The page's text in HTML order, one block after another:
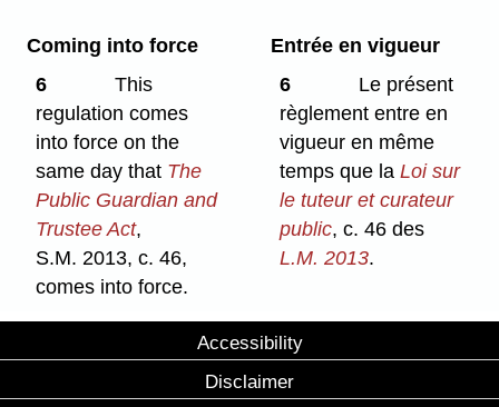
Coming into force
6
This
regulation comes
into force on the
same day that The
Public Guardian and
Trustee Act,
S.M. 2013, c. 46,
comes into force.
Entrée en vigueur
6
Le présent
règlement entre en
vigueur en même
temps que laLoi sur
le tuteur et curateur
public, c. 46 des
L.M. 2013.
Accessibility
Disclaimer